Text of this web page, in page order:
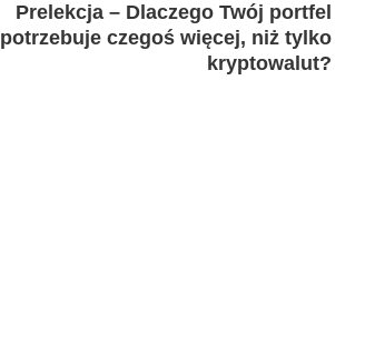
Prelekcja – Dlaczego Twój portfel
potrzebuje czegoś więcej, niż tylko
kryptowalut?